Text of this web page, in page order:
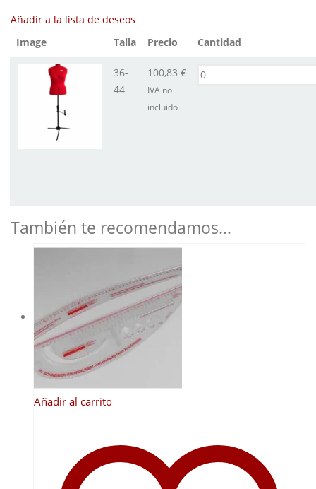
Añadir a la lista de deseos
Image
Talla Precio Cantidad
36-
44
100,83 €
IVA no
incluido
También te recomendamos…
Añadir al carrito